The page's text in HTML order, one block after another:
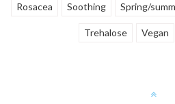
Rosacea Soothing Spring/
Trehalose Vegan